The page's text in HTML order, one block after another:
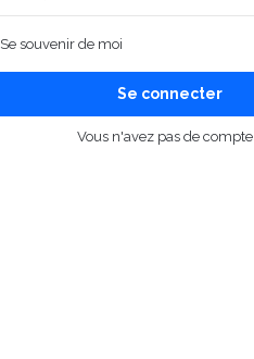
Se souvenir de moi
Se connecter
Vous n'avez pas de compte